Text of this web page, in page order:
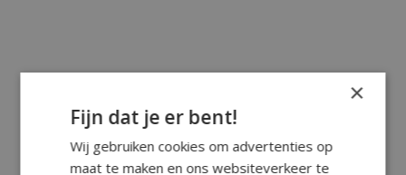
×
Fijn dat je er bent!
Wij gebruiken cookies om advertenties op
maat te maken en ons websiteverkeer te